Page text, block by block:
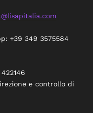
+39 349 3575584
e controllo di